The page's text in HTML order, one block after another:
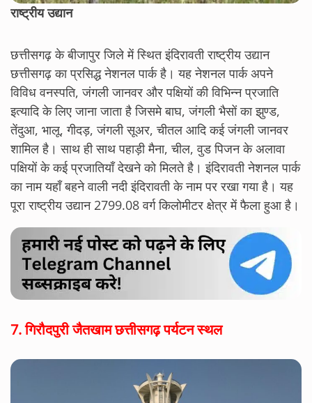
राष्ट्रीय उद्यान
छत्तीसगढ़ के बीजापुर जिले में स्थित इंदिरावती राष्ट्रीय उद्यान
छत्तीसगढ़ का प्रसिद्ध नेशनल पार्क है। यह नेशनल पार्क अपने
विविध वनस्पति, जंगली जानवर और पक्षियों की विभिन्न प्रजाति
इत्यादि के लिए जाना जाता है जिसमे बाघ, जंगली भैसों का झुण्ड,
तेंदुआ, भालू, गीदड़, जंगली सूअर, चीतल आदि कई जंगली जानवर
शामिल है। साथ ही साथ पहाड़ी मैना, चील, वुड पिजन के अलावा
पक्षियों के कई प्रजातियाँ देखने को मिलते है। इंदिरावती नेशनल पार्क
का नाम यहाँ बहने वाली नदी इंदिरावती के नाम पर रखा गया है। यह
पूरा राष्ट्रीय उद्यान 2799.08 वर्ग किलोमीटर क्षेत्र में फैला हुआ है।
7.गिरौदपुरी जैतखाम छत्तीसगढ़ पर्यटन स्थल